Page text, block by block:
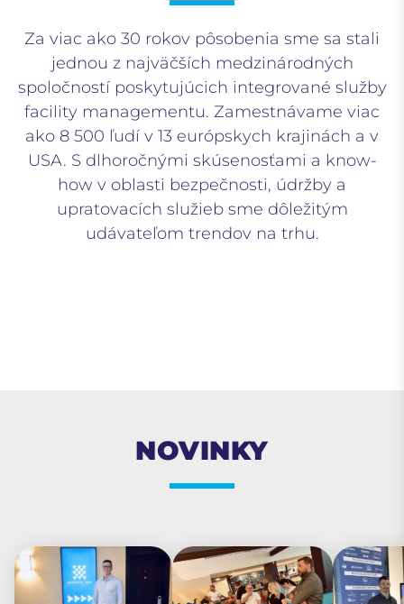
Za viac ako 30 rokov pôsobenia sme sa stali
jednou z najväčších medzinárodných
spoločností poskytujúcich integrované služby
facility managementu. Zamestnávame viac
ako 8 500 ľudí v 13 európskych krajinách a v
USA. S dlhoročnými skúsenosťami a know-
how v oblasti bezpečnosti, údržby a
upratovacích služieb sme dôležitým
udávateľom trendov na trhu.
NOVINKY